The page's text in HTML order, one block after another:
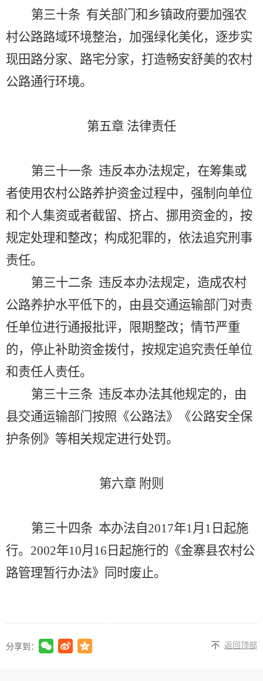
第三十条 有关部门和乡镇政府要加强农
村公路路域环境整治，加强绿化美化，逐步实
现田路分家、路宅分家，打造畅安舒美的农村
公路通行环境。
第五章 法律责任
第三十一条 违反本办法规定，在筹集或
者使用农村公路养护资金过程中，强制向单位
和个人集资或者截留、挤占、挪用资金的，按
规定处理和整改；构成犯罪的，依法追究刑事
责任。
第三十二条 违反本办法规定，造成农村
公路养护水平低下的，由县交通运输部门对责
任单位进行通报批评，限期整改；情节严重
的，停止补助资金拨付，按规定追究责任单位
和责任人责任。
第三十三条 违反本办法其他规定的，由
县交通运输部门按照《公路法》《公路安全保
护条例》等相关规定进行处罚。
第六章 附则
第三十四条 本办法自2017年1月1日起施
行。2002年10月16日起施行的《金寨县农村公
路管理暂行办法》同时废止。
分享到： 返回顶部